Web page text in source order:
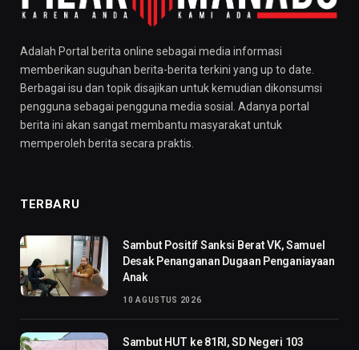
Adalah Portal berita online sebagai media informasi
memberikan suguhan berita-berita terkini yang up to date.
Berbagai isu dan topik disajikan untuk kemudian dikonsumsi
pengguna sebagai pengguna media sosial. Adanya portal
berita ini akan sangat membantu masyarakat untuk
memperoleh berita secara praktis.
TERBARU
Sambut Positif Sanksi Berat VK, Samuel
Desak Penanganan Dugaan Penganiayaan
Anak
10 AGUSTUS 2026
Sambut HUT ke 81RI, SD Negeri 103